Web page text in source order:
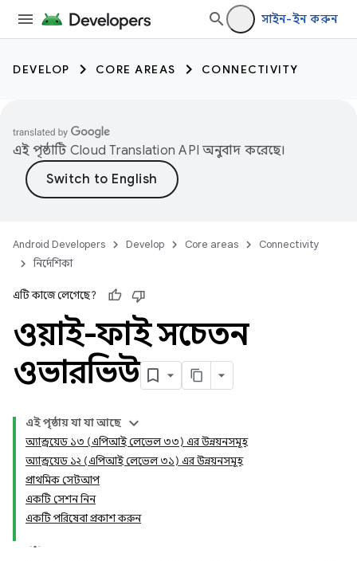
সাইন-ইন করুন
DEVELOP CORE AREAS CONNECTIVITY
এই পৃষ্ঠাটি Cloud Translation API অনুবাদ করেছে।
Android Developers Develop Core areas
Connectivity
নির্দেশিকা
এটি কাজে লেগেছে?
ওয়াই-ফাই সচেতন
ওভারভিউ
এই পৃষ্ঠায় যা যা আছে
অ্যান্ড্রয়েড ১৩ (এপিআই লেভেল ৩৩) এর উন্নয়নসমূহ
অ্যান্ড্রয়েড ১২ (এপিআই লেভেল ৩১) এর উন্নয়নসমূহ
প্রাথমিক সেটআপ
একটি সেশন নিন
একটি পরিষেবা প্রকাশ করুন